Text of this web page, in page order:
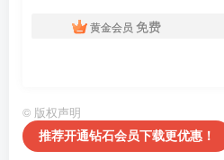
黄金会员 免费
© 版权声明
推荐开通钻石会员下载更优惠！